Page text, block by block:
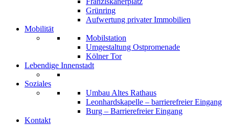
Grünring
Aufwertung privater Immobilien
Mobilität
Mobilstation
Umgestaltung Ostpromenade
Kölner Tor
Lebendige Innenstadt
Soziales
Umbau Altes Rathaus
Leonhardskapelle – barrierefreier Eingang
Burg – Barrierefreier Eingang
Kontakt